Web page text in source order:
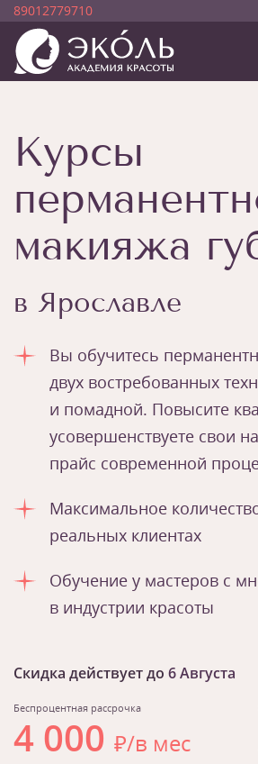
89012779710
Курсы
макияжа
в Ярославле
Вы обучитесь
двух востребованных
и помадной. Повысите
усовершенствуете свои
прайс современной
Максимальное
реальных клиентах
Обучение у мастеров с
в индустрии красоты
Скидка действует до 6 Августа
Беспроцентная рассрочка
4 000 ₽/в мес